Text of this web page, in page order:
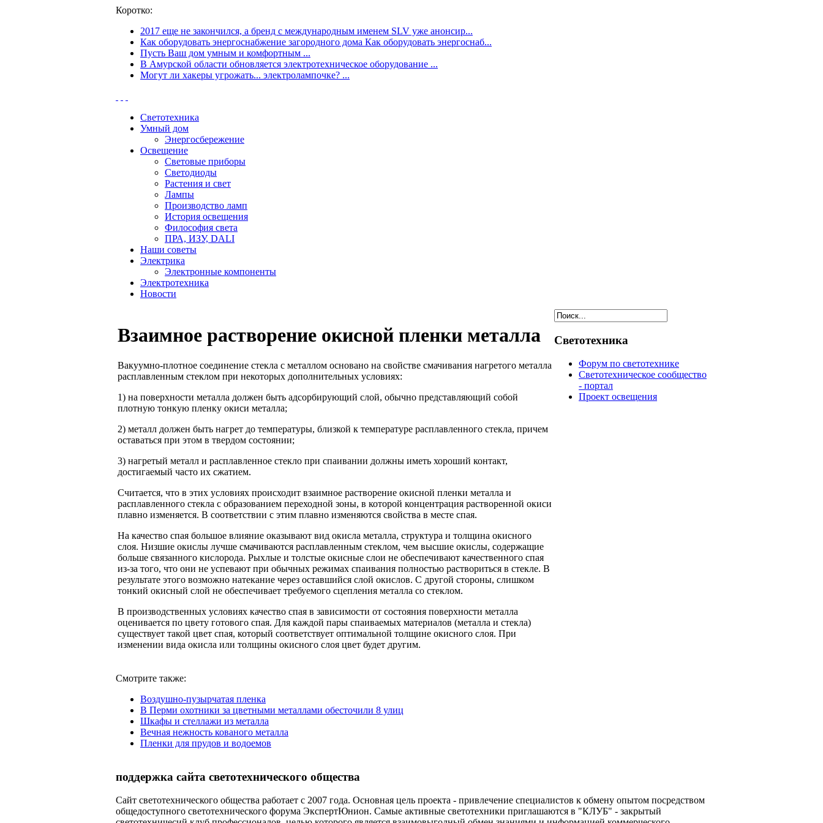
Коротко:
2017 еще не закончился, а бренд с международным именем SLV уже анонсир...
Как оборудовать энергоснабжение загородного дома Как оборудовать энергоснаб...
Пусть Ваш дом умным и комфортным ...
В Амурской области обновляется электротехническое оборудование ...
Могут ли хакеры угрожать... электролампочке? ...
Светотехника
Умный дом
Энергосбережение
Освещение
Световые приборы
Светодиоды
Растения и свет
Лампы
Производство ламп
История освещения
Философия света
ПРА, ИЗУ, DALI
Наши советы
Электрика
Электронные компоненты
Электротехника
Новости
Взаимное растворение окисной пленки металла
Вакуумно-плотное соединение стекла с металлом основано на свойстве смачивания нагретого металла
расплавленным стеклом при некоторых дополнительных условиях:
1) на поверхности металла должен быть адсорбирующий слой, обычно представляющий собой
плотную тонкую пленку окиси металла;
2) металл должен быть нагрет до температуры, близкой к температуре расплавленного стекла, причем
оставаться при этом в твердом состоянии;
3) нагретый металл и расплавленное стекло при спаивании должны иметь хороший контакт,
достигаемый часто их сжатием.
Считается, что в этих условиях происходит взаимное растворение окисной пленки металла и
расплавленного стекла с образованием переходной зоны, в которой концентрация растворенной окиси
плавно изменяется. В соответствии с этим плавно изменяются свойства в месте спая.
На качество спая большое влияние оказывают вид окисла металла, структура и толщина окисного
слоя. Низшие окислы лучше смачиваются расплавленным стеклом, чем высшие окислы, содержащие
больше связанного кислорода. Рыхлые и толстые окисные слои не обеспечивают качественного спая
из-за того, что они не успевают при обычных режимах спаивания полностью раствориться в стекле. В
результате этого возможно натекание через оставшийся слой окислов. С другой стороны, слишком
тонкий окисный слой не обеспечивает требуемого сцепления металла со стеклом.
В производственных условиях качество спая в зависимости от состояния поверхности металла
оценивается по цвету готового спая. Для каждой пары спаиваемых материалов (металла и стекла)
существует такой цвет спая, который соответствует оптимальной толщине окисного слоя. При
изменении вида окисла или толщины окисного слоя цвет будет другим.
Смотрите также:
Воздушно-пузырчатая пленка
В Перми охотники за цветными металлами обесточили 8 улиц
Шкафы и стеллажи из металла
Вечная нежность кованого металла
Пленки для прудов и водоемов
Светотехника
Форум по светотехнике
Светотехническое сообщество
- портал
Проект освещения
поддержка сайта светотехнического общества
Сайт светотехнического общества работает с 2007 года. Основная цель проекта - привлечение специалистов к обмену опытом посредством
общедоступного светотехнического форума ЭкспертЮнион. Самые активные светотехники приглашаются в "КЛУБ" - закрытый